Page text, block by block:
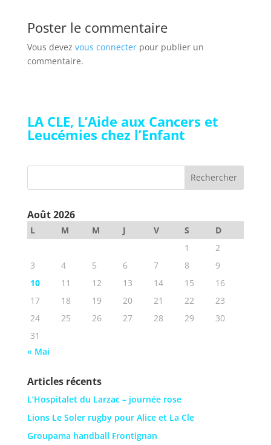
Poster le commentaire
Vous devez vous connecterpour publier un
commentaire.
LA CLE, L’Aide aux Cancers et
Leucémies chez l’Enfant
Août 2026
L M M J V S
D
1
2
3
4 5 6 7 8
9
10
11 12 13 14 15
16
17
18 19 20 21 22
23
24
25 26 27 28 29
30
31
« Mai
Articles récents
L’Hospitalet du Larzac – journée rose
Lions Le Soler rugby pour Alice et La Cle
Groupama handball Frontignan